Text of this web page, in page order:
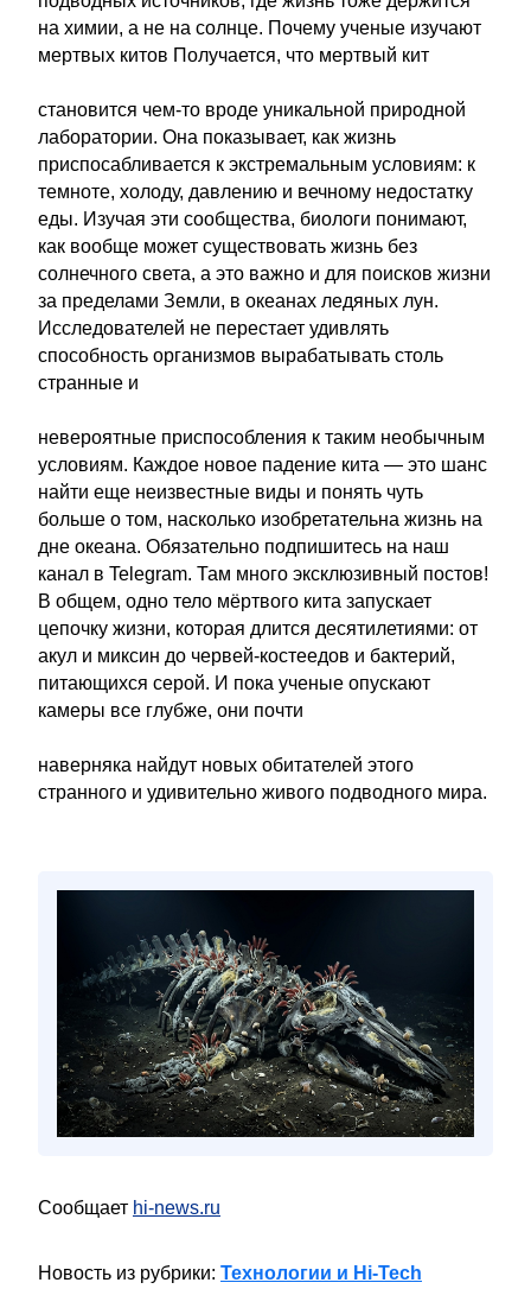
на химии, а не на солнце. Почему ученые изучают
мертвых китов Получается, что мертвый кит
становится чем-то вроде уникальной природной
лаборатории. Она показывает, как жизнь
приспосабливается к экстремальным условиям: к
темноте, холоду, давлению и вечному недостатку
еды. Изучая эти сообщества, биологи понимают,
как вообще может существовать жизнь без
солнечного света, а это важно и для поисков жизни
за пределами Земли, в океанах ледяных лун.
Исследователей не перестает удивлять
способность организмов вырабатывать столь
странные и
невероятные приспособления к таким необычным
условиям. Каждое новое падение кита — это шанс
найти еще неизвестные виды и понять чуть
больше о том, насколько изобретательна жизнь на
дне океана. Обязательно подпишитесь на наш
канал в Telegram. Там много эксклюзивный постов!
В общем, одно тело мёртвого кита запускает
цепочку жизни, которая длится десятилетиями: от
акул и миксин до червей-костеедов и бактерий,
питающихся серой. И пока ученые опускают
камеры все глубже, они почти
наверняка найдут новых обитателей этого
странного и удивительно живого подводного мира.
Сообщает hi-news.ru
Новость из рубрики: Технологии и Hi-Tech